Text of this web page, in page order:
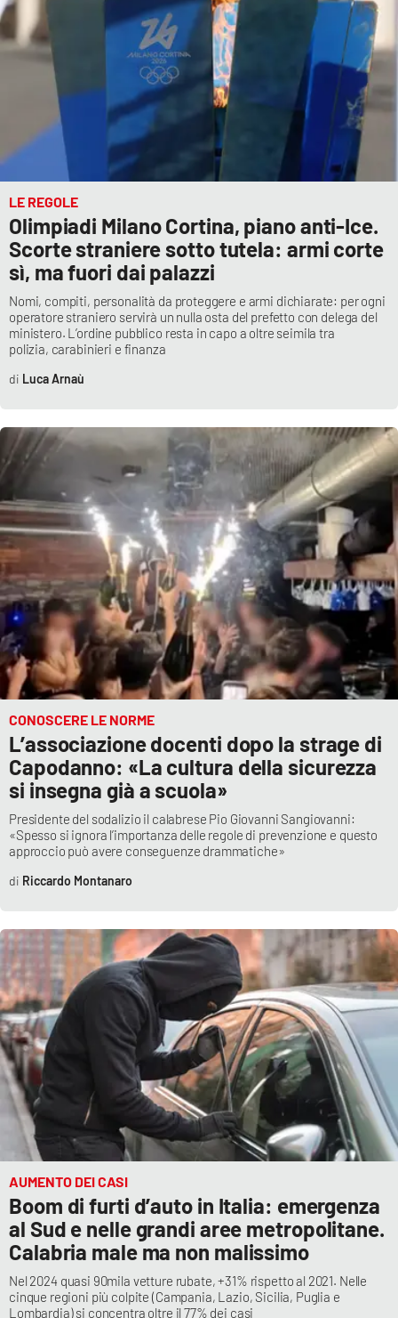
Lamezia Terme
PROGETTI
SPECIALI
Buona Sanità Calabria
LA
CALABRIAVISIONE
Destinazioni
Eventi
Food
NETWORK
Lacplay.it
Lactv.it
Laconair.it
Lacitymag.it
Ilreggino.it
Cosenzachannel.it
Ilvibonese.it
Catanzarochannel.it
APP
Android
Apple
LE REGOLE
Olimpiadi Milano Cortina, piano anti-Ice.
Scorte straniere sotto tutela: armi corte
sì, ma fuori dai palazzi
Nomi, compiti, personalità da proteggere e armi dichiarate: per ogni
operatore straniero servirà un nulla osta del prefetto con delega del
ministero. L’ordine pubblico resta in capo a oltre seimila tra
polizia, carabinieri e finanza
Luca Arnaù
CONOSCERE LE NORME
L’associazione docenti dopo la strage di
Capodanno: «La cultura della sicurezza
si insegna già a scuola»
Presidente del sodalizio il calabrese Pio Giovanni Sangiovanni:
«Spesso si ignora l’importanza delle regole di prevenzione e questo
approccio può avere conseguenze drammatiche»
Riccardo Montanaro
AUMENTO DEI CASI
Boom di furti d’auto in Italia: emergenza
al Sud e nelle grandi aree metropolitane.
Calabria male ma non malissimo
Nel 2024 quasi 90mila vetture rubate, +31% rispetto al 2021. Nelle
cinque regioni più colpite (Campania, Lazio, Sicilia, Puglia e
Lombardia) si concentra oltre il 77% dei casi